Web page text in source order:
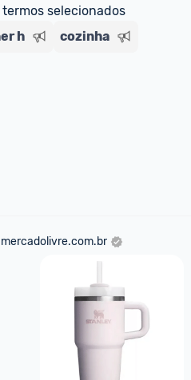
selecionados
h cozinha
mercadolivre.com.br